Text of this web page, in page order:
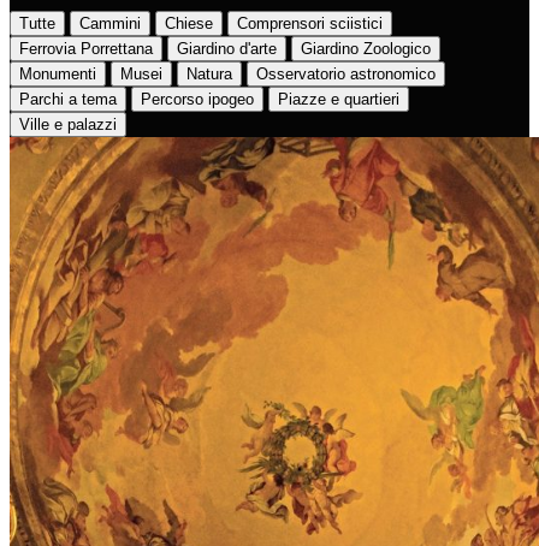
Tutte Cammini Chiese
Comprensori sciistici
Ferrovia Porrettana
Giardino d'arte
Giardino Zoologico
Monumenti
Musei Natura
Osservatorio astronomico
Parchi a tema
Percorso ipogeo
Piazze e quartieri
Ville e palazzi